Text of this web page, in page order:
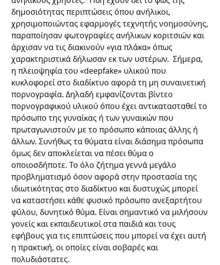
δημοσιότητας περιπτώσεις όπου ανήλικοι,
χρησιμοποιώντας εφαρμογές τεχνητής νοημοσύνης,
παραποίησαν φωτογραφίες ανήλικων κοριτσιών και
άρχισαν να τις διακινούν «για πλάκα» όπως
χαρακτηριστικά δήλωσαν εκ των υστέρων. Σήμερα,
η πλειοψηφία του «deepfake» υλικού που
κυκλοφορεί στο διαδίκτυο αφορά τη μη συναινετική
πορνογραφία. Δηλαδή εμφανίζονται βίντεο
πορνογραφικού υλικού όπου έχει αντικατασταθεί το
πρόσωπο της γυναίκας ή των γυναικών που
πρωταγωνιστούν με το πρόσωπο κάποιας άλλης ή
άλλων. Συνήθως τα θύματα είναι διάσημα πρόσωπα
όμως δεν αποκλείεται να πέσει θύμα ο
οποιοσδήποτε. Το όλο ζήτημα γεννά μεγάλο
προβληματισμό όσον αφορά στην προστασία της
ιδιωτικότητας στο διαδίκτυο και δυστυχώς μπορεί
να καταστήσει κάθε φυσικό πρόσωπο ανεξαρτήτου
φύλου, δυνητικό θύμα. Είναι σημαντικό να μιλήσουν
γονείς και εκπαιδευτικοί στα παιδιά και τους
εφήβους για τις επιπτώσεις που μπορεί να έχει αυτή
η πρακτική, οι οποίες είναι σοβαρές και
πολυδιάστατες.